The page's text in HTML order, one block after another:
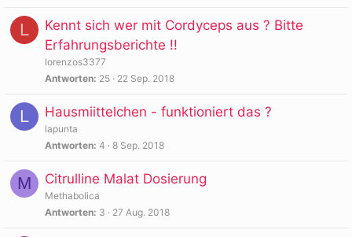
L
Kennt sich wer mit Cordyceps aus ? Bitte
Erfahrungsberichte !!
lorenzos3377
Antworten 25 22 Sep. 2018
L Hausmiittelchen - funktioniert das ?
lapunta
Antworten 4 8 Sep. 2018
M Citrulline Malat Dosierung
Methabolica
Antworten 3 27 Aug. 2018